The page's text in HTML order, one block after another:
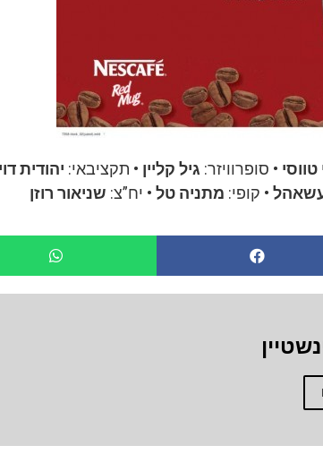
• סופרוויזר: גיל קליין • תקציבאי: יהודית
• קופי: מתניה טל • יח”צ: שניאור רוזן